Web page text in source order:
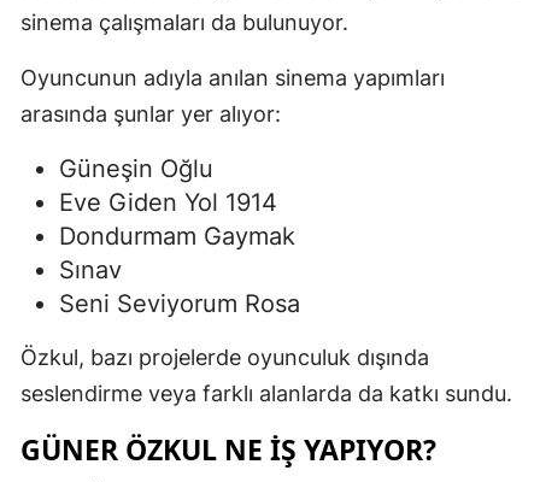
sinema çalışmaları da bulunuyor.
Oyuncunun adıyla anılan sinema yapımları
arasında şunlar yer alıyor:
Güneşin Oğlu
Eve Giden Yol 1914
Dondurmam Gaymak
Sınav
Seni Seviyorum Rosa
Özkul, bazı projelerde oyunculuk dışında
seslendirme veya farklı alanlarda da katkı sundu.
GÜNER ÖZKUL NE İŞ YAPIYOR?